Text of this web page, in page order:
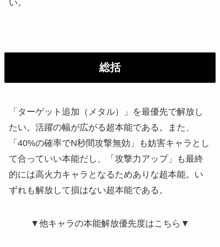
い。
総括
「ターゲット追加（メタル）」を最優先で解放し
たい。活躍の幅が広がる超本能である。また、
「40%の確率でN秒間攻撃無効」も妨害キャラとし
て合っていい本能だし、「攻撃力アップ」も最終
的には高火力キャラとなるためありな超本能。い
ずれも解放して損はない超本能である。
▼他キャラの本能解放優先度はこちら▼